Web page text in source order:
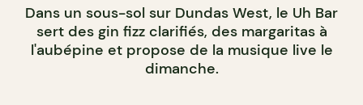
Dans un sous-sol sur Dundas West, le Uh Bar
sert des gin fizz clarifiés, des margaritas à
l'aubépine et propose de la musique live le
dimanche.